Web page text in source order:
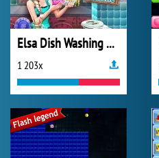
Elsa Dish Washing Realife
1 203x